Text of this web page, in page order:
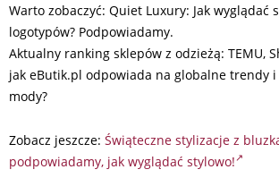
Warto zobaczyć: Quiet Luxury: Jak wyglądać
logotypów? Podpowiadamy.
Aktualny ranking sklepów z odzieżą: TEMU,
jak eButik.pl odpowiada na globalne trendy
mody?
Zobacz jeszcze: Świąteczne stylizacje z
podpowiadamy, jak wyglądać stylowo!